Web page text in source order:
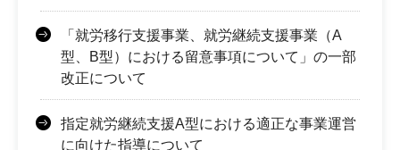
「就労移行支援事業、就労継続支援事業（A
型、B型）における留意事項について」の一部
改正について
指定就労継続支援A型における適正な事業運営
に向けた指導について